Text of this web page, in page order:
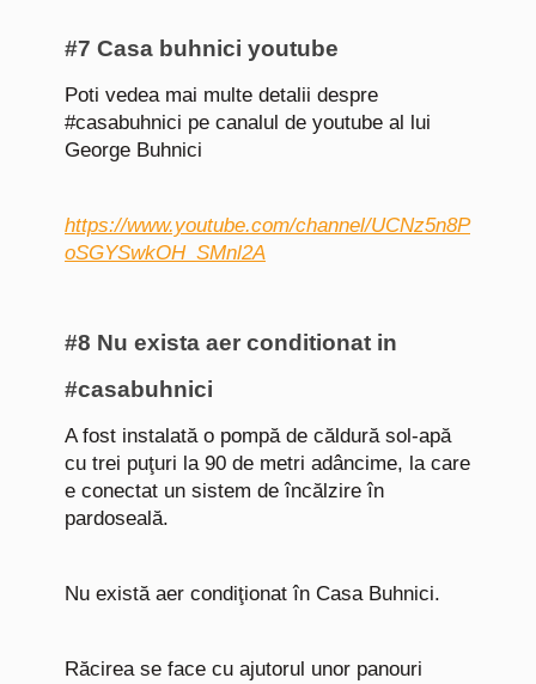
#7 Casa buhnici youtube
Poti vedea mai multe detalii despre
#casabuhnici pe canalul de youtube al lui
George Buhnici
https://www.youtube.com/channel/UCNz5n8P
oSGYSwkOH_SMnl2A
#8 Nu exista aer conditionat in
#casabuhnici
A fost instalată o pompă de căldură sol-apă
cu trei puţuri la 90 de metri adâncime, la care
e conectat un sistem de încălzire în
pardoseală.
Nu există aer condiţionat în Casa Buhnici.
Răcirea se face cu ajutorul unor panouri